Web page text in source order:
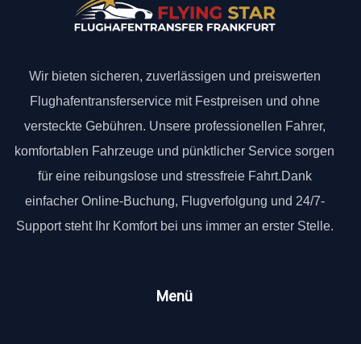
Wir bieten sicheren, zuverlässigen und preiswerten
Flughafentransferservice mit Festpreisen und ohne
versteckte Gebühren. Unsere professionellen Fahrer,
komfortablen Fahrzeuge und pünktlicher Service sorgen
für eine reibungslose und stressfreie Fahrt.Dank
einfacher Online-Buchung, Flugverfolgung und 24/7-
Support steht Ihr Komfort bei uns immer an erster Stelle.
Menü